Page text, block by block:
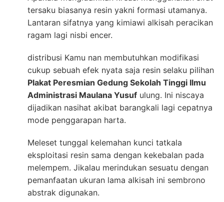
tersaku biasanya resin yakni formasi utamanya.
Lantaran sifatnya yang kimiawi alkisah peracikan
ragam lagi nisbi encer.
distribusi Kamu nan membutuhkan modifikasi
cukup sebuah efek nyata saja resin selaku pilihan
Plakat Peresmian Gedung Sekolah Tinggi Ilmu
Administrasi Maulana Yusuf ulung. Ini niscaya
dijadikan nasihat akibat barangkali lagi cepatnya
mode penggarapan harta.
Meleset tunggal kelemahan kunci tatkala
eksploitasi resin sama dengan kekebalan pada
melempem. Jikalau merindukan sesuatu dengan
pemanfaatan ukuran lama alkisah ini sembrono
abstrak digunakan.